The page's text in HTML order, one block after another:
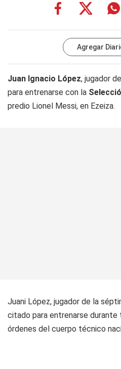
Agregar
Juan Ignacio López, jugador de
para entrenarse con la
predio Lionel Messi, en Ezeiza.
Juani López, jugador de la
citado para entrenarse durante
órdenes del cuerpo técnico